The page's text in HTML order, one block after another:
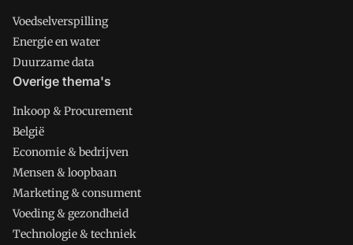
Voedselverspilling
Energie en water
Duurzame data
Overige thema's
Inkoop & Procurement
België
Economie & bedrijven
Mensen & loopbaan
Marketing & consument
Voeding & gezondheid
Technologie & techniek